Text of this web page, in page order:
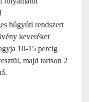
húgyúti rendszert
keveréket
10-15 percig
majd tartson 2